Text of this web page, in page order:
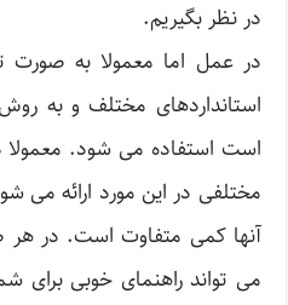
در نظر بگیریم.
در عمل اما معمولا به صورت
استانداردهای مختلف و به
است استفاده می شود. معمولا
مختلفی در این مورد ارائه می
آنها کمی متفاوت است. در هر
می تواند راهنمای خوبی برای